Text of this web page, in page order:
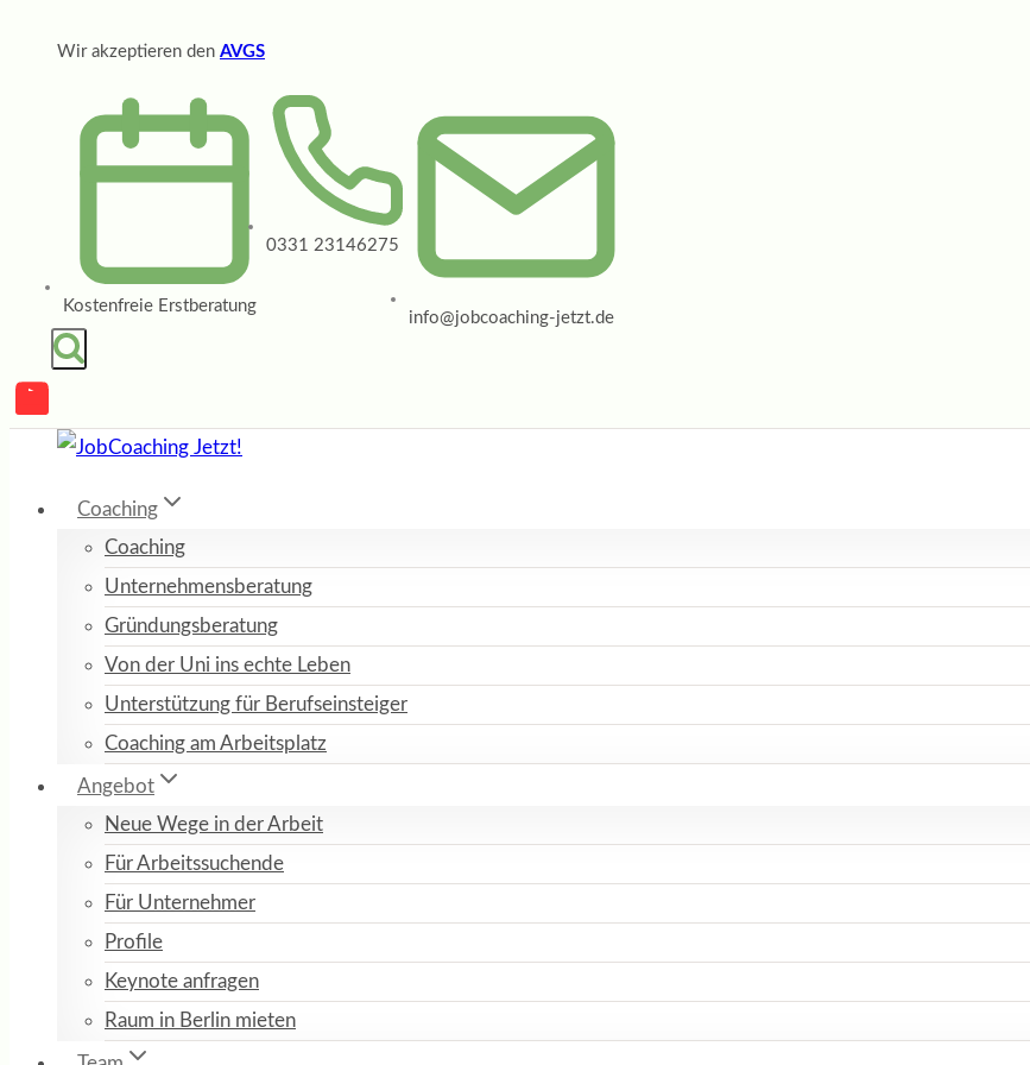
Wir akzeptieren den AVGS
Kostenfreie Erstberatung
0331 23146275
info@jobcoaching-jetzt.de
Coaching
Coaching
Unternehmensberatung
Gründungsberatung
Von der Uni ins echte Leben
Unterstützung für Berufseinsteiger
Coaching am Arbeitsplatz
Angebot
Neue Wege in der Arbeit
Für Arbeitssuchende
Für Unternehmer
Profile
Keynote anfragen
Raum in Berlin mieten